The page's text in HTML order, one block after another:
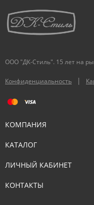
ООО "ДК-Стиль". 15 лет на
Конфиденциальность |
КОМПАНИЯ
КАТАЛОГ
ЛИЧНЫЙ КАБИНЕТ
КОНТАКТЫ